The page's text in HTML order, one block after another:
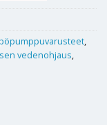
,
vedenohjaus,